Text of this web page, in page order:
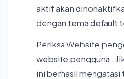
aktif akan
dengan tema default
Periksa Website
website pengguna .
ini berhasil mengatasi